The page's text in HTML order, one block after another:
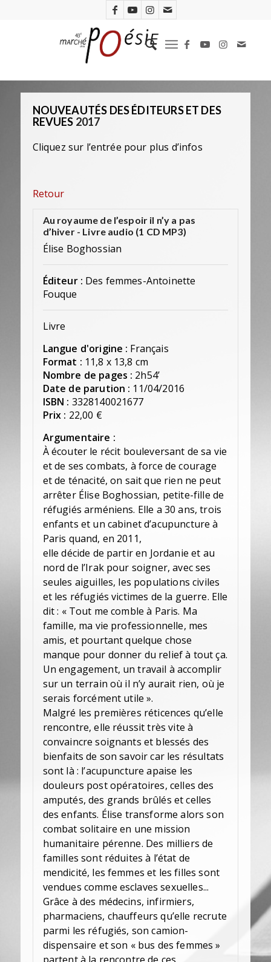
NOUVEAUTÉS DES ÉDITEURS ET DES
REVUES 2017
Cliquez sur l’entrée pour plus d’infos
Retour
Au royaume de l’espoir il n’y a pas
d’hiver - Livre audio (1 CD MP3)
Élise Boghossian
Éditeur : Des femmes-Antoinette
Fouque
Livre
Langue d'origine : Français
Format : 11,8 x 13,8 cm
Nombre de pages : 2h54’
Date de parution : 11/04/2016
ISBN : 3328140021677
Prix : 22,00 €
Argumentaire :
À écouter le récit bouleversant de sa vie
et de ses combats, à force de courage
et de ténacité, on sait que rien ne peut
arrêter Élise Boghossian, petite-fille de
réfugiés arméniens. Elle a 30 ans, trois
enfants et un cabinet d’acupuncture à
Paris quand, en 2011,
elle décide de partir en Jordanie et au
nord de l’Irak pour soigner, avec ses
seules aiguilles, les populations civiles
et les réfugiés victimes de la guerre. Elle
dit : « Tout me comble à Paris. Ma
famille, ma vie professionnelle, mes
amis, et pourtant quelque chose
manque pour donner du relief à tout ça.
Un engagement, un travail à accomplir
sur un terrain où il n’y aurait rien, où je
serais forcément utile ».
Malgré les premières réticences qu’elle
rencontre, elle réussit très vite à
convaincre soignants et blessés des
bienfaits de son savoir car les résultats
sont là : l’acupuncture apaise les
douleurs post opératoires, celles des
amputés, des grands brûlés et celles
des enfants. Élise transforme alors son
combat solitaire en une mission
humanitaire pérenne. Des milliers de
familles sont réduites à l’état de
mendicité, les femmes et les filles sont
vendues comme esclaves sexuelles...
Grâce à des médecins, infirmiers,
pharmaciens, chauffeurs qu’elle recrute
parmi les réfugiés, son camion-
dispensaire et son « bus des femmes »